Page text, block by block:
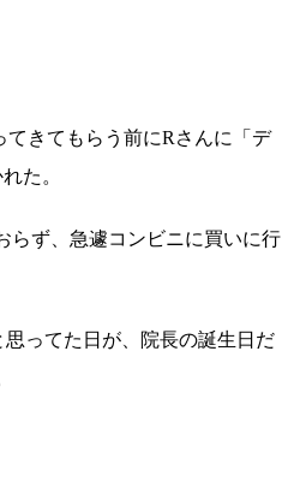
きてもらう前にRさんに「デ
た。
らず、急遽コンビニに買いに行
ってた日が、院長の誕生日だ